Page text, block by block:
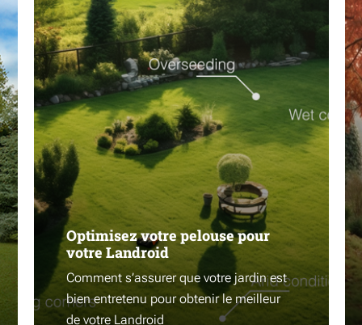
Optimisez votre pelouse pour
votre Landroid
Comment s’assurer que votre jardin est
bien entretenu pour obtenir le meilleur
de votre Landroid